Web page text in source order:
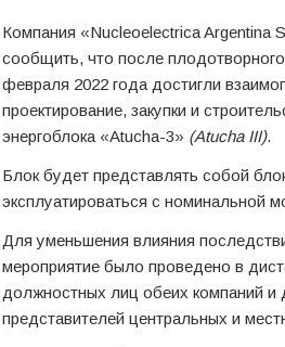
Компания «Nucleoelectrica Argentina
сообщить, что после
февраля 2022 года достигли
проектирование, закупки и
энергоблока «Atucha-3» (Atucha III).
Блок будет представлять собой
эксплуатироваться с номинальной
Для уменьшения влияния
мероприятие было проведено в
должностных лиц обеих компаний и
представителей центральных и